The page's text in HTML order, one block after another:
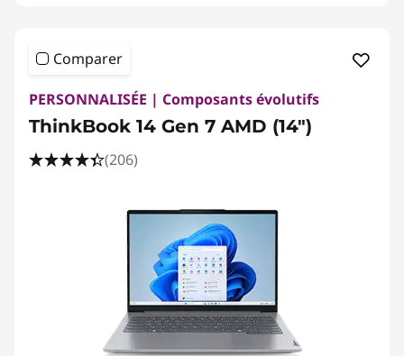
Comparer
PERSONNALISÉE | Composants évolutifs
ThinkBook 14 Gen 7 AMD (14″)
(206)